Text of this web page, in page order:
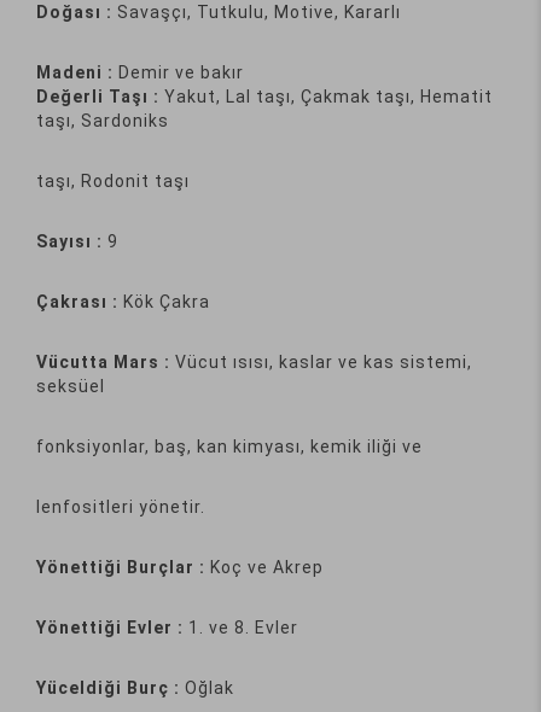
Doğası : Savaşçı, Tutkulu, Motive, Kararlı
Madeni : Demir ve bakır
Değerli Taşı : Yakut, Lal taşı, Çakmak taşı, Hematit
taşı, Sardoniks
taşı, Rodonit taşı
Sayısı : 9
Çakrası : Kök Çakra
Vücutta Mars : Vücut ısısı, kaslar ve kas sistemi,
seksüel
fonksiyonlar, baş, kan kimyası, kemik iliği ve
lenfositleri yönetir.
Yönettiği Burçlar : Koç ve Akrep
Yönettiği Evler : 1. ve 8. Evler
Yüceldiği Burç : Oğlak